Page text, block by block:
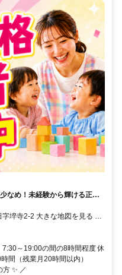
なめ！未経験から輝ける正社
陸前山下駅から徒歩で21分
分
～19:00の間の8時間程度 休
間（残業月20時間以内）
✨ ／